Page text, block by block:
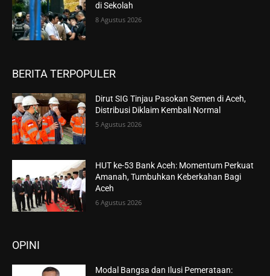
di Sekolah
8 Agustus 2026
BERITA TERPOPULER
Dirut SIG Tinjau Pasokan Semen di Aceh,
Distribusi Diklaim Kembali Normal
5 Agustus 2026
HUT ke-53 Bank Aceh: Momentum Perkuat
Amanah, Tumbuhkan Keberkahan Bagi
Aceh
6 Agustus 2026
OPINI
Modal Bangsa dan Ilusi Pemerataan: